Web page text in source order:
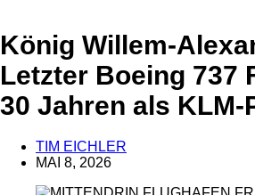
König Willem-
Letzter Boeing 737
30 Jahren als KLM-
TIM EICHLER
MAI 8, 2026